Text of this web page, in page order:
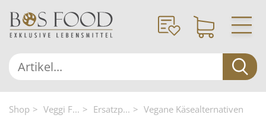
Shop Veggi F... Ersatzp... Vegane Käsealternativen